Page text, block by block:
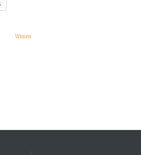
Wissen